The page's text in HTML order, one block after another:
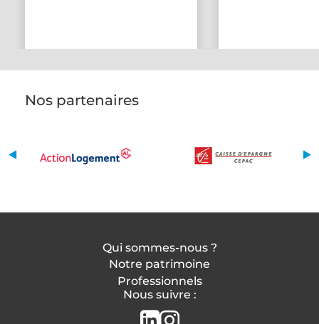
Nos partenaires
Qui sommes-nous ?
Notre patrimoine
Professionnels
Nous suivre :